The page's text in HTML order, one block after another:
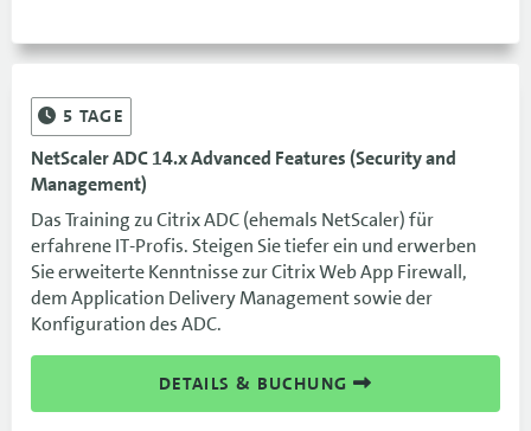
5 TAGE
NetScaler ADC 14.x Advanced Features (Security and
Management)
Das Training zu Citrix ADC (ehemals NetScaler) für
erfahrene IT-Profis. Steigen Sie tiefer ein und erwerben
Sie erweiterte Kenntnisse zur Citrix Web App Firewall,
dem Application Delivery Management sowie der
Konfiguration des ADC.
DETAILS & BUCHUNG